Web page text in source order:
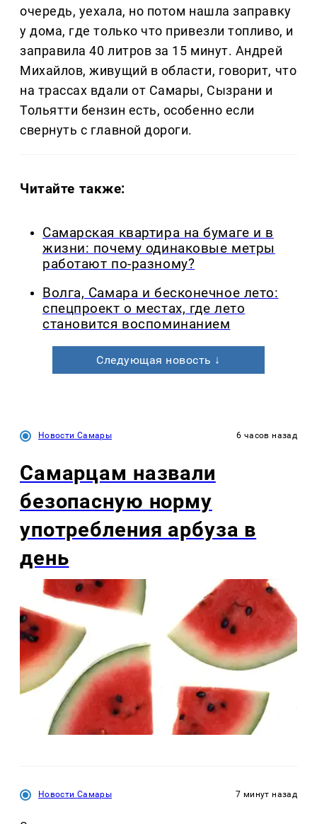
очередь, уехала, но потом нашла заправку
у дома, где только что привезли топливо, и
заправила 40 литров за 15 минут. Андрей
Михайлов, живущий в области, говорит, что
на трассах вдали от Самары, Сызрани и
Тольятти бензин есть, особенно если
свернуть с главной дороги.
Читайте также:
Самарская квартира на бумаге и в
жизни: почему одинаковые метры
работают по-разному?
Волга, Самара и бесконечное лето:
спецпроект о местах, где лето
становится воспоминанием
Следующая новость ↓
Новости Самары 6 часов назад
Самарцам назвали
безопасную норму
употребления арбуза в
день
Новости Самары 7 минут назад